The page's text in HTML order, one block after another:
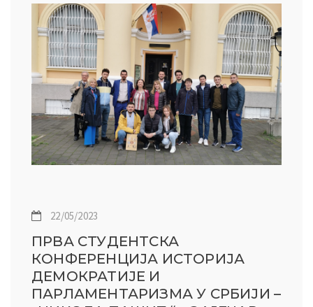
22/05/2023
ПРВА СТУДЕНТСКА
КОНФЕРЕНЦИЈА ИСТОРИЈА
ДЕМОКРАТИЈЕ И
ПАРЛАМЕНТАРИЗМА У СРБИЈИ –